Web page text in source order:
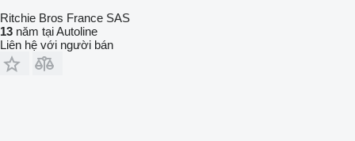
Ritchie Bros France SAS
13 năm tại Autoline
Liên hệ với người bán